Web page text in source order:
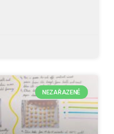
NEZAŘAZENÉ